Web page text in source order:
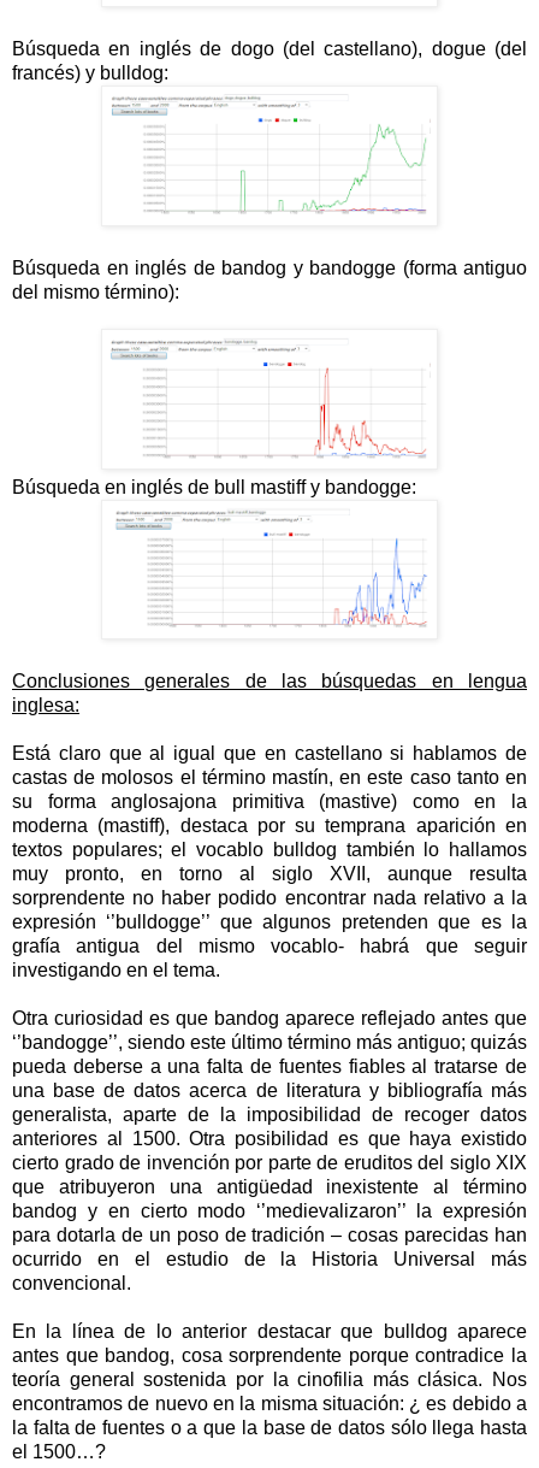
Búsqueda en inglés de dogo (del castellano), dogue (del
francés) y bulldog:
Búsqueda en inglés de bandog y bandogge (forma antiguo
del mismo término):
Búsqueda en inglés de bull mastiff y bandogge:
Conclusiones generales de las búsquedas en lengua
inglesa:
Está claro que al igual que en castellano si hablamos de
castas de molosos el término mastín, en este caso tanto en
su forma anglosajona primitiva (mastive) como en la
moderna (mastiff), destaca por su temprana aparición en
textos populares; el vocablo bulldog también lo hallamos
muy pronto, en torno al siglo XVII, aunque resulta
sorprendente no haber podido encontrar nada relativo a la
expresión ‘’bulldogge’’ que algunos pretenden que es la
grafía antigua del mismo vocablo- habrá que seguir
investigando en el tema.
Otra curiosidad es que bandog aparece reflejado antes que
‘’bandogge’’, siendo este último término más antiguo; quizás
pueda deberse a una falta de fuentes fiables al tratarse de
una base de datos acerca de literatura y bibliografía más
generalista, aparte de la imposibilidad de recoger datos
anteriores al 1500. Otra posibilidad es que haya existido
cierto grado de invención por parte de eruditos del siglo XIX
que atribuyeron una antigüedad inexistente al término
bandog y en cierto modo ‘’medievalizaron’’ la expresión
para dotarla de un poso de tradición – cosas parecidas han
ocurrido en el estudio de la Historia Universal más
convencional.
En la línea de lo anterior destacar que bulldog aparece
antes que bandog, cosa sorprendente porque contradice la
teoría general sostenida por la cinofilia más clásica. Nos
encontramos de nuevo en la misma situación: ¿ es debido a
la falta de fuentes o a que la base de datos sólo llega hasta
el 1500…?